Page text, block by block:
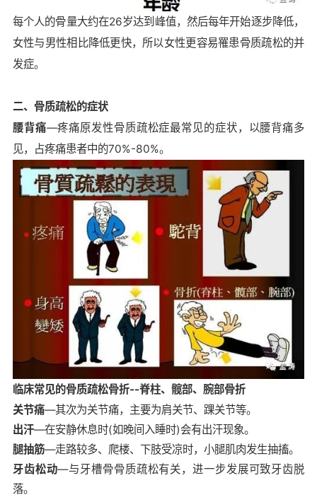
每个人的骨量大约在26岁达到峰值，然后每年开始逐步降低，
女性与男性相比降低更快，所以女性更容易罹患骨质疏松的并
发症。
二、骨质疏松的症状
腰背痛—疼痛原发性骨质疏松症最常见的症状，以腰背痛多
见，占疼痛患者中的70%-80%。
临床常见的骨质疏松骨折--脊柱、髋部、腕部骨折
关节痛—其次为关节痛，主要为肩关节、踝关节等。
出汗—在安静休息时(如晚间入睡时)会有出汗现象。
腿抽筋—走路较多、爬楼、下肢受凉时，小腿肌肉发生抽搐。
牙齿松动—与牙槽骨骨质疏松有关，进一步发展可致牙齿脱
落。